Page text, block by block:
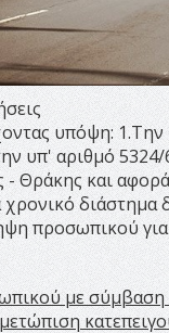
υπόψη:
υπ' αριθμό
- Θράκης και
διάστημα
προσωπικού για
με σύμβαση